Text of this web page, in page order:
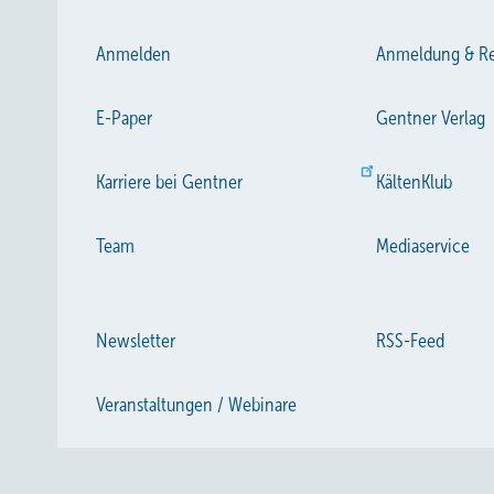
Anmelden Anmeldung &
E-Paper Gentner Verlag
Karriere bei Gentner KältenKlub
Team Mediaservice
Newsletter RSS-Feed
Veranstaltungen / Webinare